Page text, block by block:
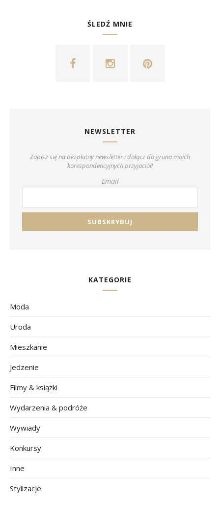
ŚLEDŹ MNIE
NEWSLETTER
Zapisz się na bezpłatny newsletter i dołącz do grona moich
korespondencyjnych przyjaciół!
Email
KATEGORIE
Moda
Uroda
Mieszkanie
Jedzenie
Filmy & książki
Wydarzenia & podróże
Wywiady
Konkursy
Inne
Stylizacje